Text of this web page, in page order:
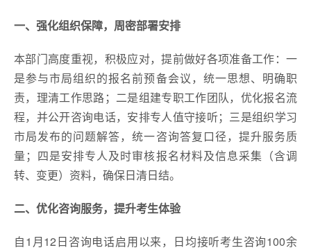
一、强化组织保障，周密部署安排
本部门高度重视，积极应对，提前做好各项准备工作：一
是参与市局组织的报名前预备会议，统一思想、明确职
责，理清工作思路；二是组建专职工作团队，优化报名流
程，并公开咨询电话，安排专人值守接听；三是组织学习
市局发布的问题解答，统一咨询答复口径，提升服务质
量；四是安排专人及时审核报名材料及信息采集（含调
转、变更）资料，确保日清日结。
二、优化咨询服务，提升考生体验
自1月12日咨询电话启用以来，日均接听考生咨询100余